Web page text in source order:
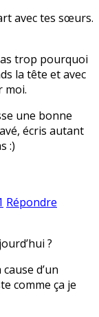
avec tes sœurs.
trop pourquoi
la tête et avec
moi.
une bonne
écris autant
:)
Répondre
?
d’un
comme ça je